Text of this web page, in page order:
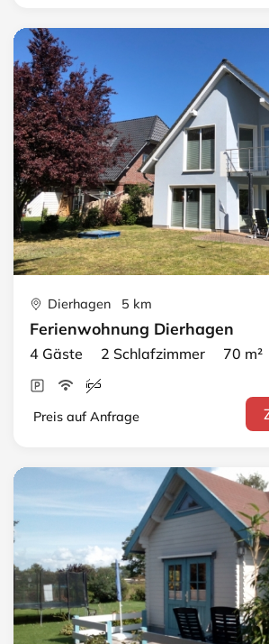
Dierhagen 5 km
Ferienwohnung Dierhagen
4 Gäste 2 Schlafzimmer 70 m²
Preis auf Anfrage